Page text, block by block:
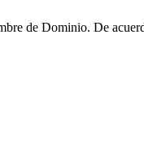
de Dominio. De